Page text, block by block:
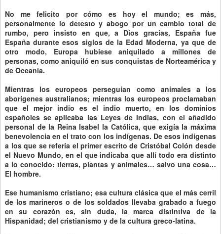
No me felicito por cómo es hoy el mundo; es más,
personalmente lo detesto y abogo por un cambio total de
rumbo, pero insisto en que, a Dios gracias, España fue
España durante esos siglos de la Edad Moderna, ya que de
otro modo, Europa hubiese aniquilado a millones de
personas, como aniquiló en sus conquistas de Norteamérica y
de Oceanía.
Mientras los europeos perseguían como animales a los
aborígenes australianos; mientras los europeos proclamaban
que el mejor indio es el indio muerto, en los dominios
españoles se aplicaba las Leyes de Indias, con el añadido
personal de la Reina Isabel la Católica, que exigía la máxima
benevolencia en el trato con los indígenas. De esos indígenas
a los que se refería el primer escrito de Cristóbal Colón desde
el Nuevo Mundo, en el que indicaba que allí todo era distinto
a lo conocido: tierras, plantas y animales… salvo una cosa…
El hombre.
Ese humanismo cristiano; esa cultura clásica que el más cerril
de los marineros o de los soldados llevaba grabado a fuego
en su corazón es, sin duda, la marca distintiva de la
Hispanidad; del cristianismo y de la cultura greco-latina.